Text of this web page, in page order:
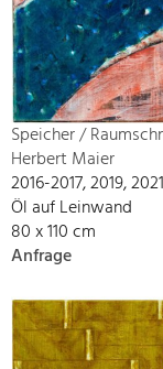
Speicher /
Herbert Maier
2016-2017, 2019, 2021
Öl auf Leinwand
80 x 110 cm
Anfrage